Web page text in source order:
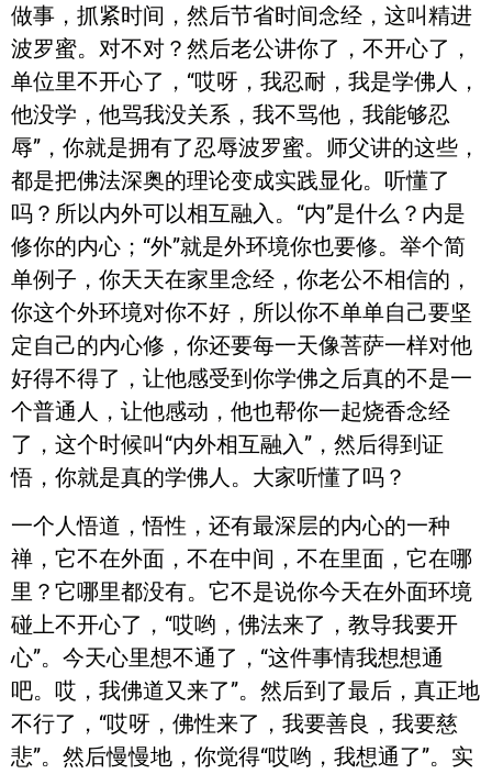
做事，抓紧时间，然后节省时间念经，这叫精进
波罗蜜。对不对？然后老公讲你了，不开心了，
单位里不开心了，“哎呀，我忍耐，我是学佛人，
他没学，他骂我没关系，我不骂他，我能够忍
辱”，你就是拥有了忍辱波罗蜜。师父讲的这些，
都是把佛法深奥的理论变成实践显化。听懂了
吗？所以内外可以相互融入。“内”是什么？内是
修你的内心；“外”就是外环境你也要修。举个简
单例子，你天天在家里念经，你老公不相信的，
你这个外环境对你不好，所以你不单单自己要坚
定自己的内心修，你还要每一天像菩萨一样对他
好得不得了，让他感受到你学佛之后真的不是一
个普通人，让他感动，他也帮你一起烧香念经
了，这个时候叫“内外相互融入”，然后得到证
悟，你就是真的学佛人。大家听懂了吗？
一个人悟道，悟性，还有最深层的内心的一种
禅，它不在外面，不在中间，不在里面，它在哪
里？它哪里都没有。它不是说你今天在外面环境
碰上不开心了，“哎哟，佛法来了，教导我要开
心”。今天心里想不通了，“这件事情我想想通
吧。哎，我佛道又来了”。然后到了最后，真正地
不行了，“哎呀，佛性来了，我要善良，我要慈
悲”。然后慢慢地，你觉得“哎哟，我想通了”。实